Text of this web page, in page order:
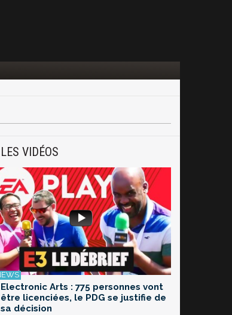
LES VIDÉOS
Electronic Arts : 775 personnes vont
être licenciées, le PDG se justifie de
sa décision